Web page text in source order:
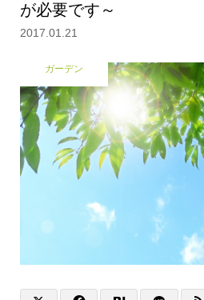
が必要です～
2017.01.21
ガーデン